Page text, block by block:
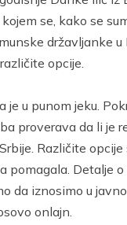
se, kako se
državljanke u
opcije.
je u punom jeku.
proverava da li je
Različite opcije
pomagala. Detalje o
da iznosimo u
onlajn.